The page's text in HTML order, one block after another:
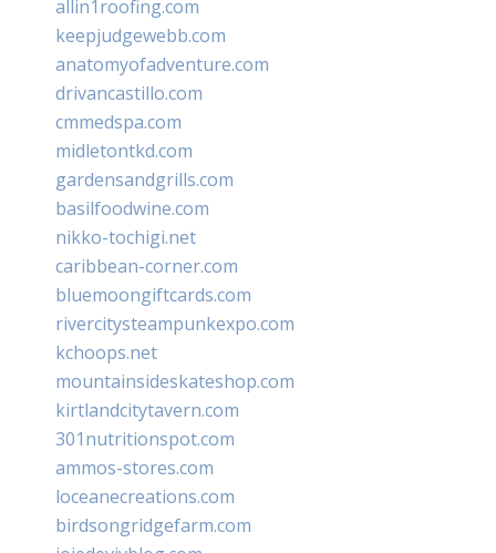
allin1roofing.com
keepjudgewebb.com
anatomyofadventure.com
drivancastillo.com
cmmedspa.com
midletontkd.com
gardensandgrills.com
basilfoodwine.com
nikko-tochigi.net
caribbean-corner.com
bluemoongiftcards.com
rivercitysteampunkexpo.com
kchoops.net
mountainsideskateshop.com
kirtlandcitytavern.com
301nutritionspot.com
ammos-stores.com
loceanecreations.com
birdsongridgefarm.com